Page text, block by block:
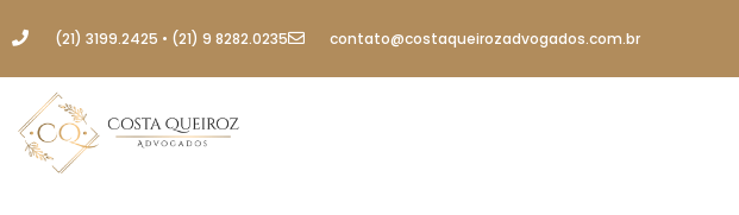
(21) 3199.2425 • (21) 9 8282.0235 contato@costaqueirozadvogados.com.br